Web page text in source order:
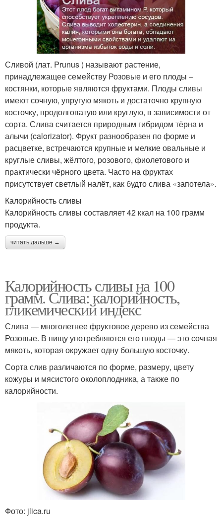
Сливой (лат. Prunus ) называют растение,
принадлежащее семейству Розовые и его плоды –
костянки, которые являются фруктами. Плоды сливы
имеют сочную, упругую мякоть и достаточно крупную
косточку, продолговатую или круглую, в зависимости от
сорта. Слива считается природным гибридом тёрна и
алычи (calorizator). Фрукт разнообразен по форме и
расцветке, встречаются крупные и мелкие овальные и
круглые сливы, жёлтого, розового, фиолетового и
практически чёрного цвета. Часто на фруктах
присутствует светлый налёт, как будто слива «запотела».
Калорийность сливы
Калорийность сливы составляет 42 ккал на 100 грамм
продукта.
читать дальше →
Калорийность сливы на 100
грамм. Слива: калорийность,
гликемический индекс
Слива — многолетнее фруктовое дерево из семейства
Розовые. В пищу употребляются его плоды — это сочная
мякоть, которая окружает одну большую косточку.
Сорта слив различаются по форме, размеру, цвету
кожуры и мясистого околоплодника, а также по
калорийности.
Фото: jlica.ru